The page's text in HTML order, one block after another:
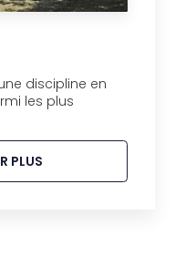
discipline en
les plus
PLUS